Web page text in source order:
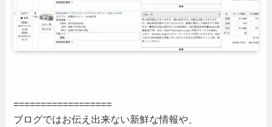
==================
ブログではお伝え出来ない新鮮な情報や、